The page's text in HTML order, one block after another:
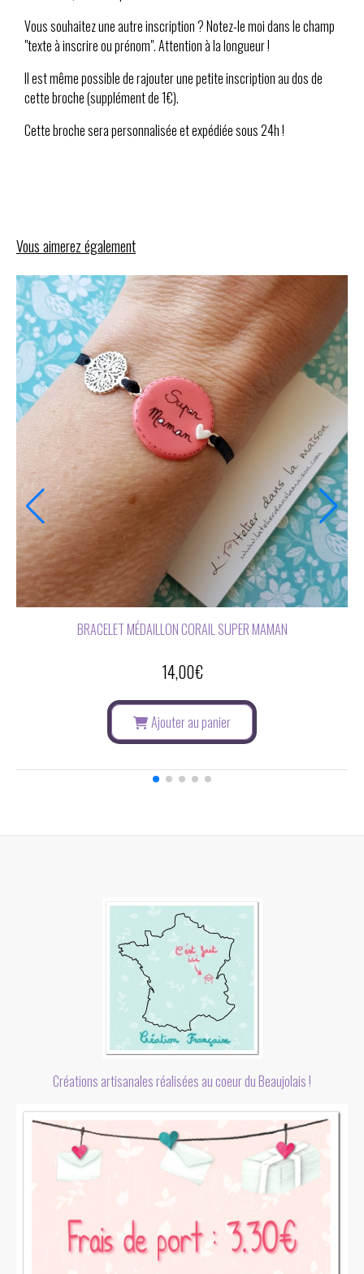
Vous souhaitez une autre inscription ? Notez-le moi dans le champ
"texte à inscrire ou prénom". Attention à la longueur !
Il est même possible de rajouter une petite inscription au dos de
cette broche (supplément de 1€).
Cette broche sera personnalisée et expédiée sous 24h !
Vous aimerez également
BOUCLES D'OREILLES SUPER MAMAN
14,00€
Ajouter au panier
Expédition en 48h
Créations artisanales réalisées au coeur du Beaujolais !